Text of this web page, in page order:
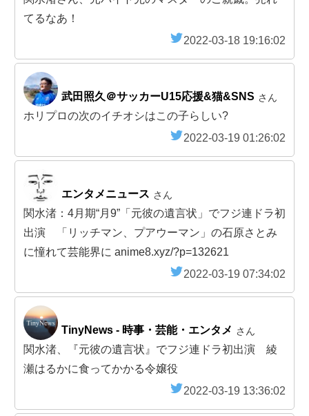
てるなあ！
2022-03-18 19:16:02
武田照久＠サッカーU15応援&猫&SNS さん
ホリプロの次のイチオシはこの子らしい?
2022-03-19 01:26:02
エンタメニュース さん
関水渚：4月期“月9”「元彼の遺言状」でフジ連ドラ初
出演 「リッチマン、プアウーマン」の石原さとみ
に憧れて芸能界に anime8.xyz/?p=132621
2022-03-19 07:34:02
TinyNews - 時事・芸能・エンタメ さん
関水渚、『元彼の遺言状』でフジ連ドラ初出演 綾
瀬はるかに食ってかかる令嬢役
2022-03-19 13:36:02